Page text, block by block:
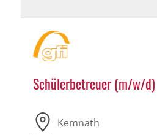
Schülerbetreuer (m/w/d)
Kemnath